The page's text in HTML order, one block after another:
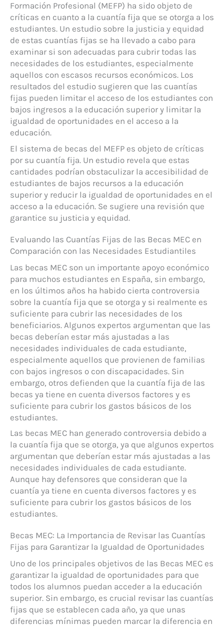
Formación Profesional (MEFP) ha sido objeto de
críticas en cuanto a la cuantía fija que se otorga a los
estudiantes. Un estudio sobre la justicia y equidad
de estas cuantías fijas se ha llevado a cabo para
examinar si son adecuadas para cubrir todas las
necesidades de los estudiantes, especialmente
aquellos con escasos recursos económicos. Los
resultados del estudio sugieren que las cuantías
fijas pueden limitar el acceso de los estudiantes con
bajos ingresos a la educación superior y limitar la
igualdad de oportunidades en el acceso a la
educación.
El sistema de becas del MEFP es objeto de críticas
por su cuantía fija. Un estudio revela que estas
cantidades podrían obstaculizar la accesibilidad de
estudiantes de bajos recursos a la educación
superior y reducir la igualdad de oportunidades en el
acceso a la educación. Se sugiere una revisión que
garantice su justicia y equidad.
Evaluando las Cuantías Fijas de las Becas MEC en
Comparación con las Necesidades Estudiantiles
Las becas MEC son un importante apoyo económico
para muchos estudiantes en España, sin embargo,
en los últimos años ha habido cierta controversia
sobre la cuantía fija que se otorga y si realmente es
suficiente para cubrir las necesidades de los
beneficiarios. Algunos expertos argumentan que las
becas deberían estar más ajustadas a las
necesidades individuales de cada estudiante,
especialmente aquellos que provienen de familias
con bajos ingresos o con discapacidades. Sin
embargo, otros defienden que la cuantía fija de las
becas ya tiene en cuenta diversos factores y es
suficiente para cubrir los gastos básicos de los
estudiantes.
Las becas MEC han generado controversia debido a
la cuantía fija que se otorga, ya que algunos expertos
argumentan que deberían estar más ajustadas a las
necesidades individuales de cada estudiante.
Aunque hay defensores que consideran que la
cuantía ya tiene en cuenta diversos factores y es
suficiente para cubrir los gastos básicos de los
estudiantes.
Becas MEC: La Importancia de Revisar las Cuantías
Fijas para Garantizar la Igualdad de Oportunidades
Uno de los principales objetivos de las Becas MEC es
garantizar la igualdad de oportunidades para que
todos los alumnos puedan acceder a la educación
superior. Sin embargo, es crucial revisar las cuantías
fijas que se establecen cada año, ya que unas
diferencias mínimas pueden marcar la diferencia en